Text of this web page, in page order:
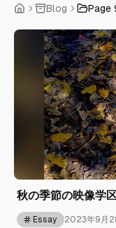
Blog
Page
秋の季節の映像学
Essay 2023年9月